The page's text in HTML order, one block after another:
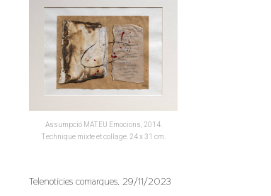
Assumpció MATEU Emocions, 2014.
Technique mixte et collage. 24 x 31 cm.
Telenotícies comarques. 29/11/2023